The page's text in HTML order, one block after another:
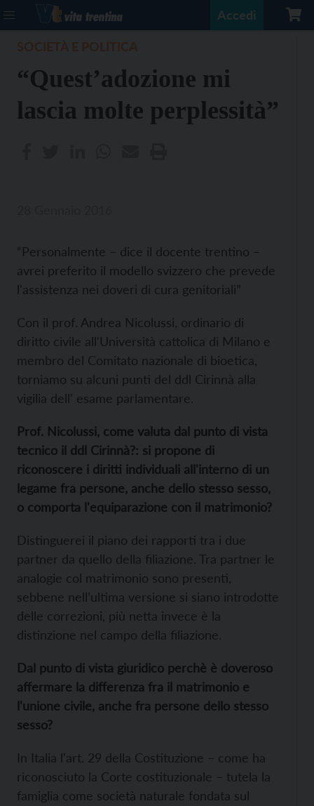
Accedi
“Quest’adozione mi
lascia molte perplessità”
“Personalmente – dice il docente trentino –
avrei preferito il modello svizzero che prevede
l'assistenza nei doveri di cura genitoriali”
Con il prof. Andrea Nicolussi, ordinario di
diritto civile all'Università cattolica di Milano e
membro del Comitato nazionale di bioetica,
torniamo su alcuni punti del ddl Cirinnà alla
vigilia dell' esame parlamentare.
Prof. Nicolussi, come valuta dal punto di vista
tecnico il ddl Cirinnà?: si propone di
riconoscere i diritti individuali all'interno di un
legame fra persone, anche dello stesso sesso,
o comporta l'equiparazione con il matrimonio?
Distinguerei il piano dei rapporti tra i due
partner da quello della filiazione. Tra partner le
analogie col matrimonio sono presenti,
sebbene nell’ultima versione si siano introdotte
delle correzioni, più netta invece è la
distinzione nel campo della filiazione.
Dal punto di vista giuridico perchè è doveroso
affermare la differenza fra il matrimonio e
l'unione civile, anche fra persone dello stesso
sesso?
In Italia l'art. 29 della Costituzione – come ha
riconosciuto la Corte costituzionale – tutela la
famiglia come società naturale fondata sul